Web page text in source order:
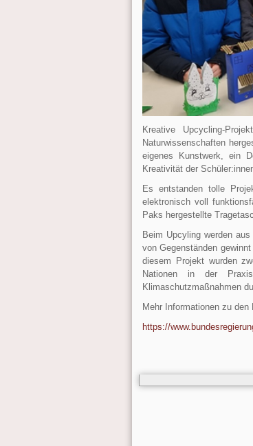
Kreative Upcycling-
Naturwissenschaften
eigenes Kunstwerk, ein
Kreativität der
Es entstanden tolle
elektronisch voll
Paks hergestellte
Beim Upcyling werden
von Gegenständen
diesem Projekt wurden
Nationen in der
Klimaschutzmaßnahmen
Mehr Informationen zu
https://